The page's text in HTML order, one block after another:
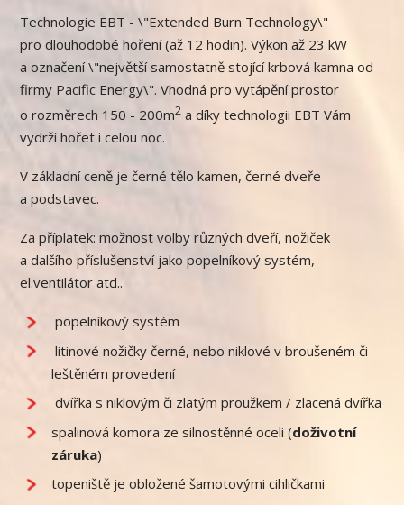
Technologie EBT - \"Extended Burn Technology\"
pro dlouhodobé hoření (až 12 hodin). Výkon až 23 kW
a označení \"největší samostatně stojící krbová kamna od
firmy Pacific Energy\". Vhodná pro vytápění prostor
o rozměrech 150 - 200m2 a díky technologii EBT Vám
vydrží hořet i celou noc.
V základní ceně je černé tělo kamen, černé dveře
a podstavec.
Za příplatek: možnost volby různých dveří, nožiček
a dalšího příslušenství jako popelníkový systém,
el.ventilátor atd..
popelníkový systém
litinové nožičky černé, nebo niklové v broušeném či
leštěném provedení
dvířka s niklovým či zlatým proužkem / zlacená dvířka
spalinová komora ze silnostěnné oceli (doživotní
záruka)
topeniště je obložené šamotovými cihličkami